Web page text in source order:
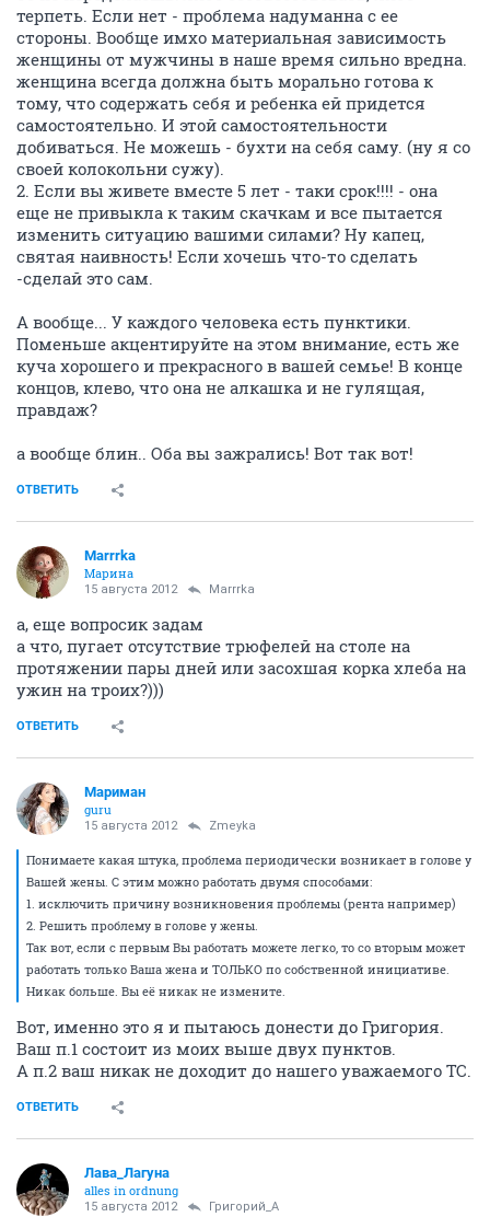
терпеть. Если нет - проблема надуманна с ее
стороны. Вообще имхо материальная зависимость
женщины от мужчины в наше время сильно вредна.
женщина всегда должна быть морально готова к
тому, что содержать себя и ребенка ей придется
самостоятельно. И этой самостоятельности
добиваться. Не можешь - бухти на себя саму. (ну я со
своей колокольни сужу).
2. Если вы живете вместе 5 лет - таки срок!!!! - она
еще не привыкла к таким скачкам и все пытается
изменить ситуацию вашими силами? Ну капец,
святая наивность! Если хочешь что-то сделать
-сделай это сам.
А вообще... У каждого человека есть пунктики.
Поменьше акцентируйте на этом внимание, есть же
куча хорошего и прекрасного в вашей семье! В конце
концов, клево, что она не алкашка и не гулящая,
правдаж?
а вообще блин.. Оба вы зажрались! Вот так вот!
ОТВЕТИТЬ
Marrrka
Марина
15 августа 2012 Marrrka
а, еще вопросик задам
а что, пугает отсутствие трюфелей на столе на
протяжении пары дней или засохшая корка хлеба на
ужин на троих?)))
ОТВЕТИТЬ
Мариман
guru
15 августа 2012 Zmeyka
Понимаете какая штука, проблема периодически возникает в голове у
Вашей жены. С этим можно работать двумя способами:
1. исключить причину возникновения проблемы (рента например)
2. Решить проблему в голове у жены.
Так вот, если с первым Вы работать можете легко, то со вторым может
работать только Ваша жена и ТОЛЬКО по собственной инициативе.
Никак больше. Вы её никак не измените.
Вот, именно это я и пытаюсь донести до Григория.
Ваш п.1 состоит из моих выше двух пунктов.
А п.2 ваш никак не доходит до нашего уважаемого ТС.
ОТВЕТИТЬ
Лава_Лагуна
alles in ordnung
15 августа 2012 Григорий_А